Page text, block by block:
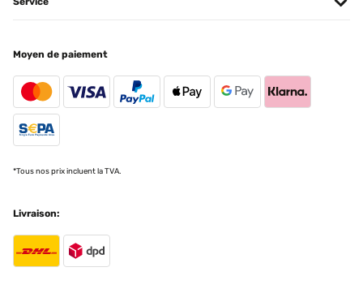
guten Verarbeitung überzeugen.Die Lackierung ist glatt und
RAL7022 Farbton.Die Montage konnte dank der mitgelieferten
Wandschrauben problemlos erfolgen. Die Wandschrauben sind
relativ lang, sodass der Heizkörper fest an der Wand hängt und
uns dieser Punkt besonders wichtig.Die Reinigung ist leicht, da
alle Flächen eben sind. Im Vergleich zu herkömmlichen
beim Putzen!Von der Heizleistung sind wir auch begeistert. Unser
würden ihn uns für unser anderes Bad auch wieder kaufen!
Amazon-Benutzer
Moyen de paiement
*Tous nos prix incluent la TVA.
Livraison: